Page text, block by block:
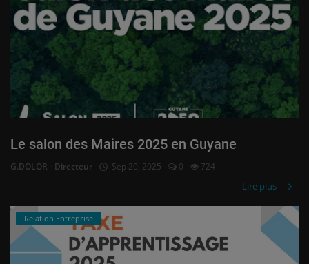
Le salon des Maires 2025 en Guyane
G.DOLOR - Directeur Sep 20, 2025 0 724
Lire plus
Relation Entreprise